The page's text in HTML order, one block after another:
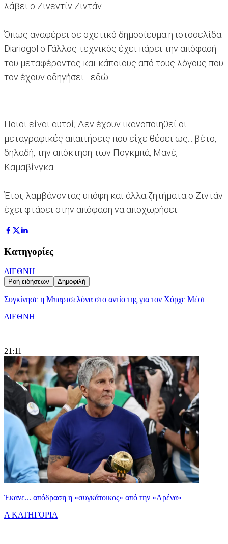
λάβει ο Ζινεντίν Ζιντάν.
Όπως αναφέρει σε σχετικό δημοσίευμα η ιστοσελίδα
Diariogol ο Γάλλος τεχνικός έχει πάρει την απόφασή
του μεταφέροντας και κάποιους από τους λόγους που
τον έχουν οδηγήσει... εδώ.
Ποιοι είναι αυτοί; Δεν έχουν ικανοποιηθεί οι
μεταγραφικές απαιτήσεις που είχε θέσει ως... βέτο,
δηλαδή, την απόκτηση των Πογκμπά, Μανέ,
Καμαβίνγκα.
Έτσι, λαμβάνοντας υπόψη και άλλα ζητήματα ο Ζιντάν
έχει φτάσει στην απόφαση να αποχωρήσει.
Κατηγορίες
ΔΙΕΘΝΗ
Ροή ειδήσεων Δημοφιλή
Συγκίνησε η Μπαρτσελόνα στο αντίο της για τον Χόρχε Μέσι
ΔΙΕΘΝΗ
|
21:11
Έκανε... απόδραση η «συγκάτοικος» από την «Αρένα»
Α ΚΑΤΗΓΟΡΙΑ
|